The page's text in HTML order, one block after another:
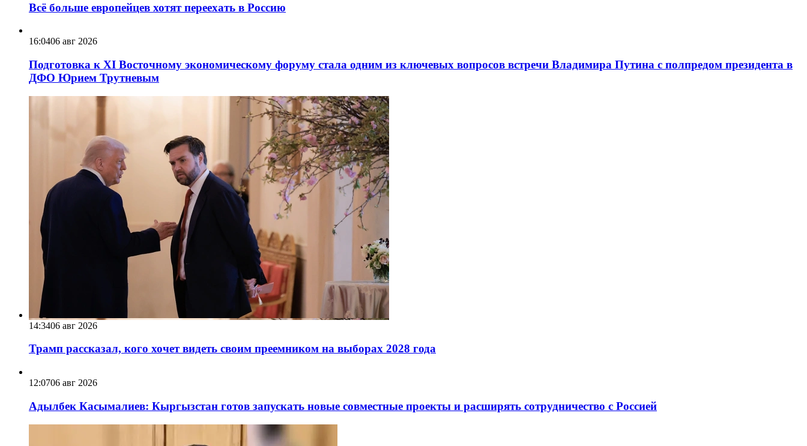
Всё больше европейцев хотят переехать в Россию
16:0406 авг 2026
Подготовка к XI Восточному экономическому форуму стала одним из ключевых вопросов встречи Владимира Путина с полпредом президента в
ДФО Юрием Трутневым
14:3406 авг 2026
Трамп рассказал, кого хочет видеть своим преемником на выборах 2028 года
12:0706 авг 2026
Адылбек Касымалиев: Кыргызстан готов запускать новые совместные проекты и расширять сотрудничество с Россией